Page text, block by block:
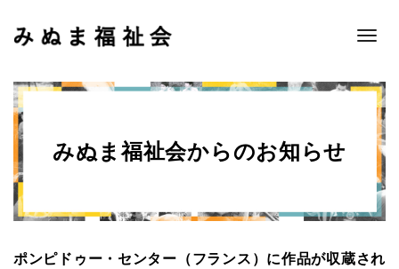
Toggle
みぬま福祉会からのお知らせ
ポンピドゥー・センター（フランス）に作品が収蔵され